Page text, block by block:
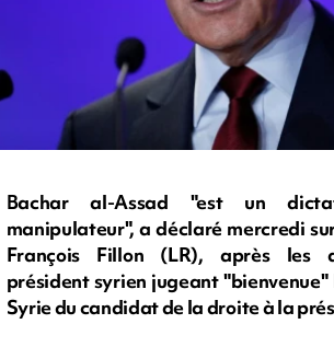
Bachar al-Assad "est un
manipulateur", a déclaré mercredi
François Fillon (LR), après les
président syrien jugeant
Syrie du candidat de la droite à la